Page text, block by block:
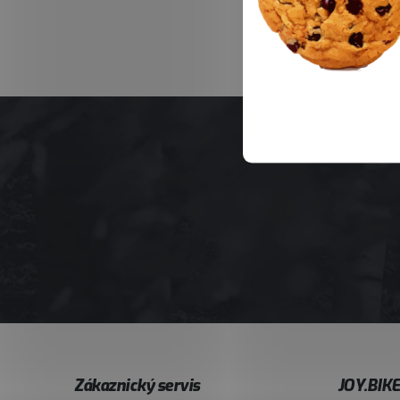
Zákaznický servis JOY.BIKE